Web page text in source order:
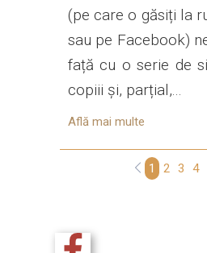
(pe care o găsiți la
sau pe Facebook)
față cu o serie de
copiii și, parțial,...
Află mai multe
1 2 3 4